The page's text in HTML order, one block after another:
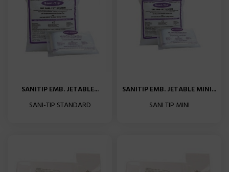
SANITIP EMB. JETABLE...
SANI-TIP STANDARD
SANITIP EMB. JETABLE MINI...
SANI TIP MINI